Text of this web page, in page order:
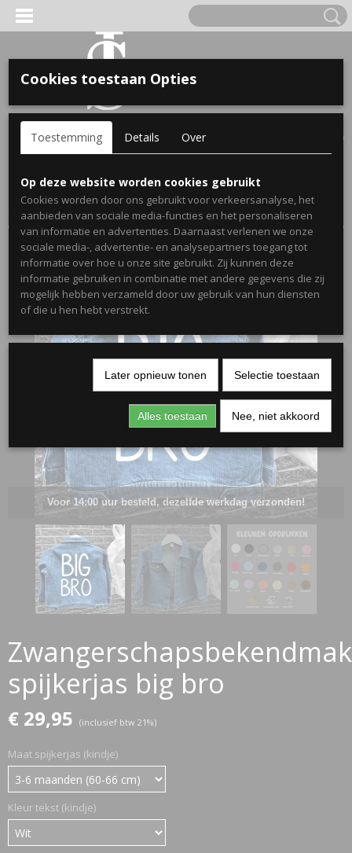
Inloggen Registreren
(0)
Home >Webshop>Bekendmakingen Zwangerschap
Spijkerjassen>Bekendmaking Broer/Zus>
Zwangerschapsbekendmaking spijkerjas big bro
Voor 14:00 uur besteld, dezelfde werkdag verzonden!
spijkerjas big bro
€ 29,95 (inclusief btw 21%)
Maat spijkerjas (kindje)
Kleur tekst (kindje)
VOOR KINDEREN
OPA & OMA.
NAAM EN GEBOORTEJAAR
Cookies toestaan Opties
Toestemming Details Over
Op deze website worden cookies gebruikt
Cookies worden door ons gebruikt voor verkeersanalyse, het
aanbieden van sociale media-functies en het personaliseren
van informatie en advertenties. Daarnaast verlenen we onze
sociale media-, advertentie- en analysepartners toegang tot
informatie over hoe u onze site gebruikt. Zij kunnen deze
informatie gebruiken in combinatie met andere gegevens die zij
mogelijk hebben verzameld door uw gebruik van hun diensten
of die u hen hebt verstrekt.
Later opnieuw tonen Selectie toestaan
Alles toestaan Nee, niet akkoord